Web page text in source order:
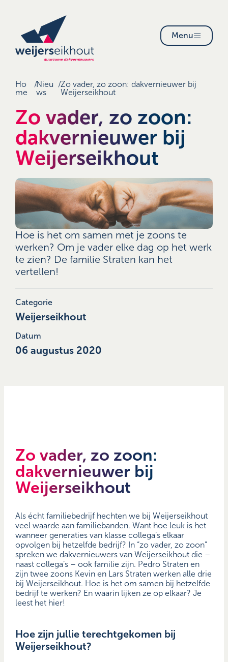
Menu
Ho
me
/Nieu
ws
/Zo vader, zo zoon: dakvernieuwer bij
Weijerseikhout
Zo vader, zo zoon:
dakvernieuwer bij
Weijerseikhout
Hoe is het om samen met je zoons te
werken? Om je vader elke dag op het werk
te zien? De familie Straten kan het
vertellen!
Categorie
Datum
Weijerseikhout
06 augustus 2020
Zo vader, zo zoon:
dakvernieuwer bij
Weijerseikhout
Als écht familiebedrijf hechten we bij Weijerseikhout
veel waarde aan familiebanden. Want hoe leuk is het
wanneer generaties van klasse collega’s elkaar
opvolgen bij hetzelfde bedrijf? In “zo vader, zo zoon”
spreken we dakvernieuwers van Weijerseikhout die –
naast collega’s – ook familie zijn. Pedro Straten en
zijn twee zoons Kevin en Lars Straten werken alle drie
bij Weijerseikhout. Hoe is het om samen bij hetzelfde
bedrijf te werken? En waarin lijken ze op elkaar? Je
leest het hier!
Hoe zijn jullie terechtgekomen bij
Weijerseikhout?